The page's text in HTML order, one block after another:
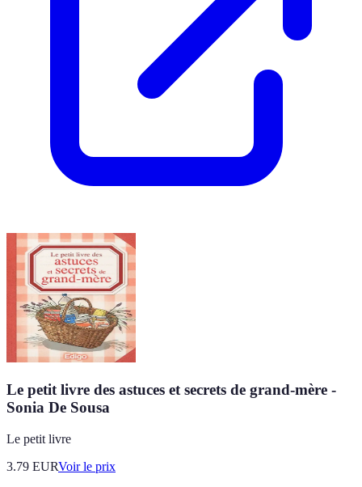
Le petit livre des astuces et secrets de grand-mère -
Sonia De Sousa
Le petit livre
3.79 EURVoir le prix